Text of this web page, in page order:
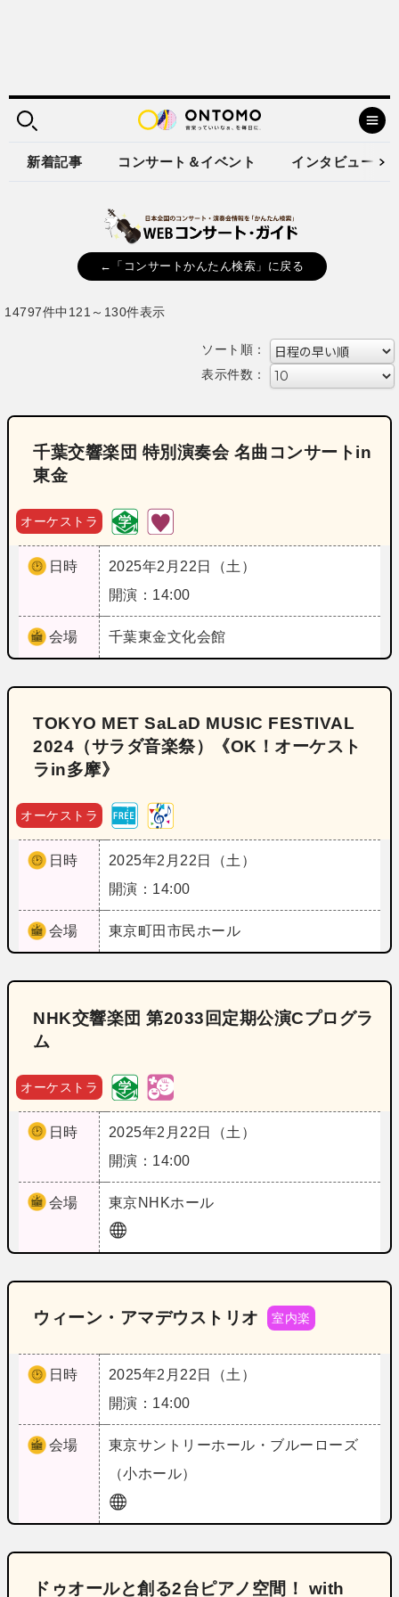
新着記事 コンサート＆イベント インタビュー
←「コンサートかんたん検索」に戻る
14797件中121～130件表示
ソート順：
表示件数：
千葉交響楽団 特別演奏会 名曲コンサートin
東金
オーケストラ
日時
2025年2月22日（土）
開演：14:00
会場 千葉東金文化会館
TOKYO MET SaLaD MUSIC FESTIVAL
2024（サラダ音楽祭）《OK！オーケスト
ラin多摩》
オーケストラ
日時
2025年2月22日（土）
開演：14:00
会場 東京町田市民ホール
NHK交響楽団 第2033回定期公演Cプログラ
ム
オーケストラ
日時
2025年2月22日（土）
開演：14:00
会場 東京NHKホール
ウィーン・アマデウストリオ 室内楽
日時
2025年2月22日（土）
開演：14:00
会場 東京サントリーホール・ブルーローズ
（小ホール）
ドゥオールと創る2台ピアノ空間！ with